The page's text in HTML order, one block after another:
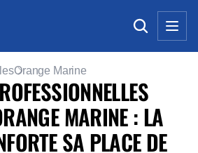
Orange Marine
MARINE : LA
SA PLACE DE